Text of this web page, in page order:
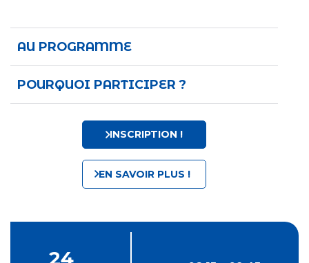
AU PROGRAMME
POURQUOI PARTICIPER ?
INSCRIPTION !
EN SAVOIR PLUS !
24